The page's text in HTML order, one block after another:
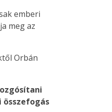
emberi
meg az
Orbán
összefogás